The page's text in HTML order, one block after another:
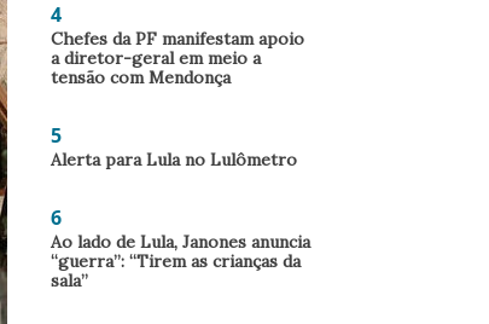
4
Chefes da PF manifestam apoio
a diretor-geral em meio a
tensão com Mendonça
5
Alerta para Lula no Lulômetro
6
Ao lado de Lula, Janones anuncia
“guerra”: “Tirem as crianças da
sala”